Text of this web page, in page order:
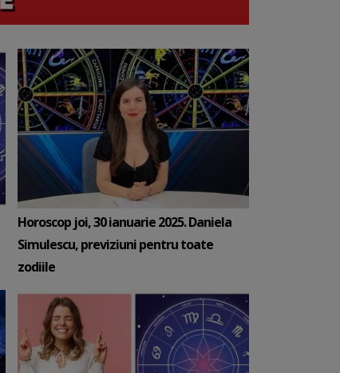
Horoscop joi, 30 ianuarie 2025. Daniela
Simulescu, previziuni pentru toate
zodiile